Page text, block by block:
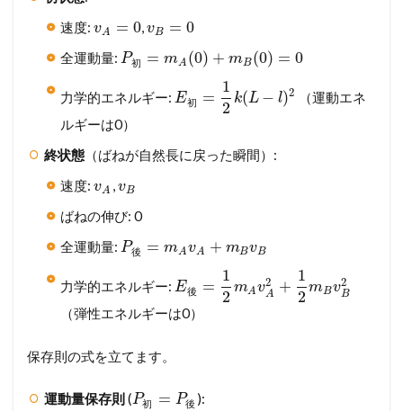
速度:vA = 0,vB = 0
全運動量: P初 = mA (0) + mB(0) = 0
力学的エネルギー: E初 =
1
2
k(L − l)2
（運動エネ
ルギーは0）
終状態（ばねが自然長に戻った瞬間）:
速度:vA ,vB
ばねの伸び: 0
全運動量: P後 = mAvA + mBvB
力学的エネルギー: E後 =
1
2
mAv2
A +
1
2
mBv2
B
（弾性エネルギーは0）
保存則の式を立てます。
運動量保存則 (P初 = P後 ):